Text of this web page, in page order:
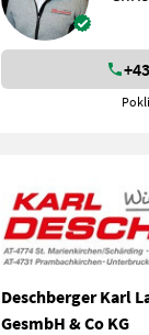
Deschberger Karl
GesmbH & Co KG